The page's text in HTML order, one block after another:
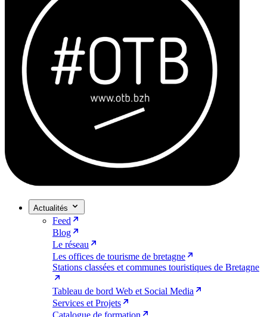
Actualités
Feed
Blog
Le réseau
Les offices de tourisme de bretagne
Stations classées et communes touristiques de Bretagne
Tableau de bord Web et Social Media
Services et Projets
Catalogue de formation